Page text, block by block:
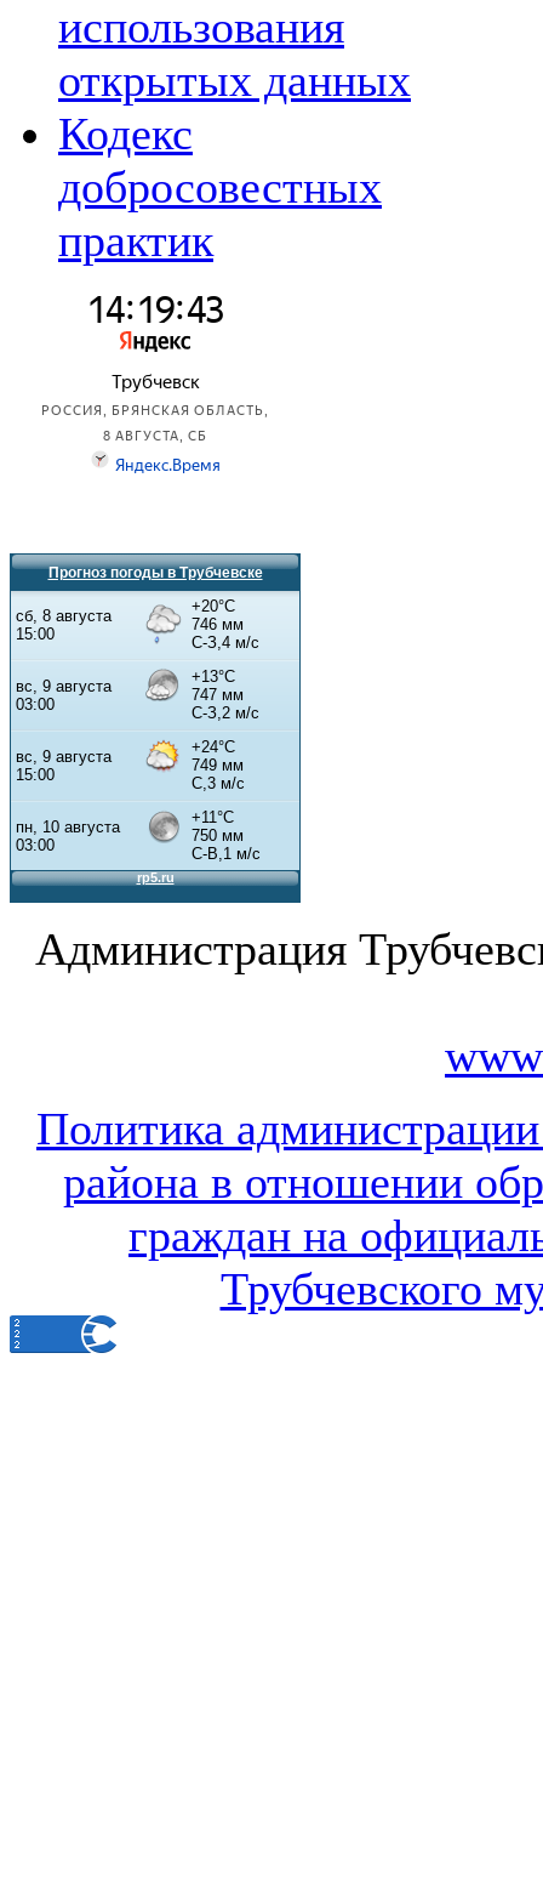
использования
открытых данных
Кодекс
добросовестных
практик
Прогноз погоды в Трубчевске
Администрация
Политика
района в отношении
граждан на
Трубчевского